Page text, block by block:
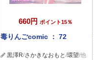
660円 ポイント15％
毒りんごcomic ： 72
黒澤R/さかきなおもと /環望/他